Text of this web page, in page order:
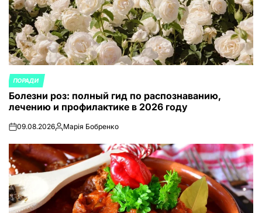
ОПУБЛИКОВАНО
В
ПОРАДИ
Болезни роз: полный гид по распознаванию,
лечению и профилактике в 2026 году
on09.08.2026Запись
Марія Бобренко